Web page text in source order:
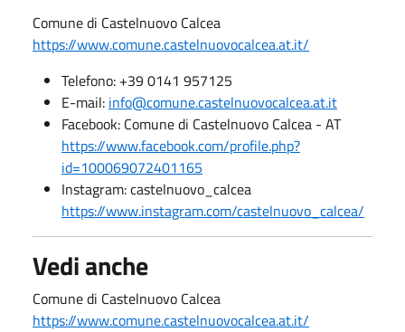
Comune di Castelnuovo Calcea
https://www.comune.castelnuovocalcea.at.it/
Telefono: +39 0141 957125
E-mail: info@comune.castelnuovocalcea.at.it
Facebook: Comune di Castelnuovo Calcea - AT
https://www.facebook.com/profile.php?
id=100069072401165
Instagram: castelnuovo_calcea
https://www.instagram.com/castelnuovo_calcea/
Vedi anche
Comune di Castelnuovo Calcea
https://www.comune.castelnuovocalcea.at.it/